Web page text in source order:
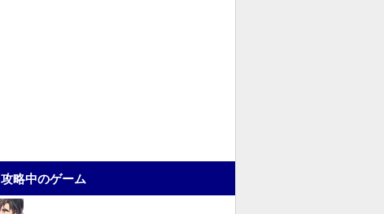
攻略中のゲーム